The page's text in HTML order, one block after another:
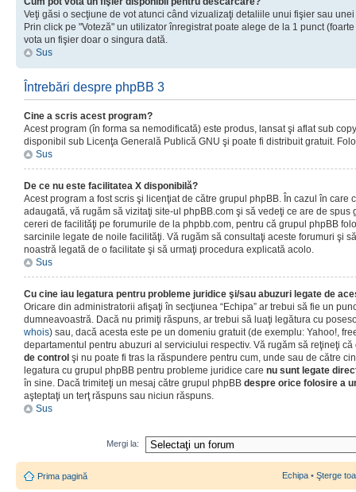
Veţi găsi o secţiune de vot atunci când vizualizaţi detaliile unui fişier sau
Prin click pe "Voteză" un utilizator înregistrat poate alege de la 1 punct
vota un fişier doar o singura dată.
Sus
Întrebări despre phpBB 3
Cine a scris acest program?
Acest program (în forma sa nemodificată) este produs, lansat şi aflat sub
disponibil sub Licenţa Generală Publică GNU şi poate fi distribuit gratuit.
Sus
De ce nu este facilitatea X disponibilă?
Acest program a fost scris şi licenţiat de către grupul phpBB. În cazul în care
adaugată, vă rugăm să vizitaţi site-ul phpBB.com şi să vedeţi ce are de
cereri de facilităţi pe forumurile de la phpbb.com, pentru că grupul phpBB
sarcinile legate de noile facilităţi. Vă rugăm să consultaţi aceste forumuri şi
noastră legată de o facilitate şi să urmaţi procedura explicată acolo.
Sus
Cu cine iau legatura pentru probleme juridice şi/sau abuzuri legate de
Oricare din administratorii afişaţi în secţiunea “Echipa” ar trebui să fie un
dumneavoastră. Dacă nu primiţi răspuns, ar trebui să luaţi legătura cu
whois) sau, dacă acesta este pe un domeniu gratuit (de exemplu: Yahoo!,
departamentul pentru abuzuri al serviciului respectiv. Vă rugăm să reţineţi
de control şi nu poate fi tras la răspundere pentru cum, unde sau de către
legatura cu grupul phpBB pentru probleme juridice care nu sunt legate
în sine. Dacă trimiteţi un mesaj către grupul phpBB despre orice folosire a
aşteptaţi un terţ răspuns sau niciun răspuns.
Sus
Mergi la:
Prima pagină Echipa • Şterge